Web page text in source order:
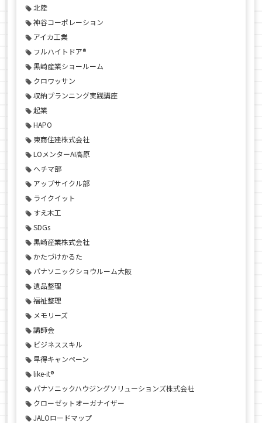
北陸
神谷コーポレーション
アイカ工業
フルハイトドア®
黒崎産業ショールーム
クロワッサン
収納プランニング実践講座
起業
HAPO
東商住建株式会社
LOメンターAI高原
ヘチマ部
アップサイクル部
ライクイット
すえ木工
SDGs
黒崎産業株式会社
かたづけかるた
パナソニックショウルーム大阪
遺品整理
福祉整理
メモリーズ
講師会
ビジネススキル
早得キャンペーン
like-it®
パナソニックハウジングソリューションズ株式会社
クローゼットオーガナイザー
JALOロードマップ